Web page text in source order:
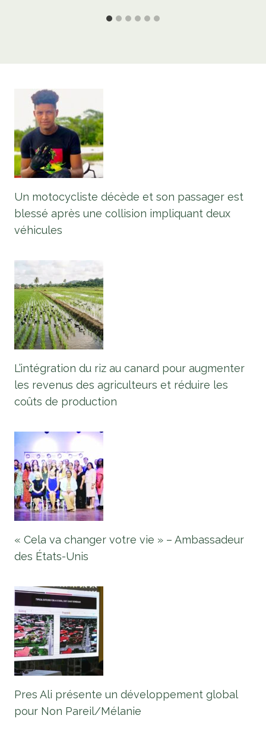
Un motocycliste décède et son passager est
blessé après une collision impliquant deux
véhicules
L’intégration du riz au canard pour augmenter
les revenus des agriculteurs et réduire les
coûts de production
« Cela va changer votre vie » – Ambassadeur
des États-Unis
Pres Ali présente un développement global
pour Non Pareil/Mélanie